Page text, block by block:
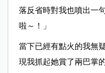
落反省時對我也噴出一
啦～！」
當下已經有點火的我無
現我抓起她賞了兩巴掌